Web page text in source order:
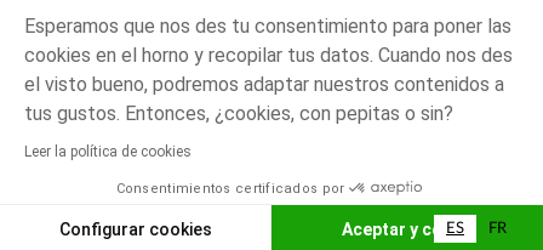
Esperamos que nos des tu consentimiento para poner las
cookies en el horno y recopilar tus datos. Cuando nos des
el visto bueno, podremos adaptar nuestros contenidos a
tus gustos. Entonces, ¿cookies, con pepitas o sin?
Leer la política de cookies
Consentimientos certificados por
Configurar cookies Aceptar y cerrar
Verde
3
El pago medidante
AÑADIR A LA CESTA
Gestión de las cookies
Accesibilidad: no conforme
Orchestra adhiere al código de ética de la Federación Francesa de comercio
electrónico y venta a distancia (FEVAD) y al sistema de mediación de
ES FR